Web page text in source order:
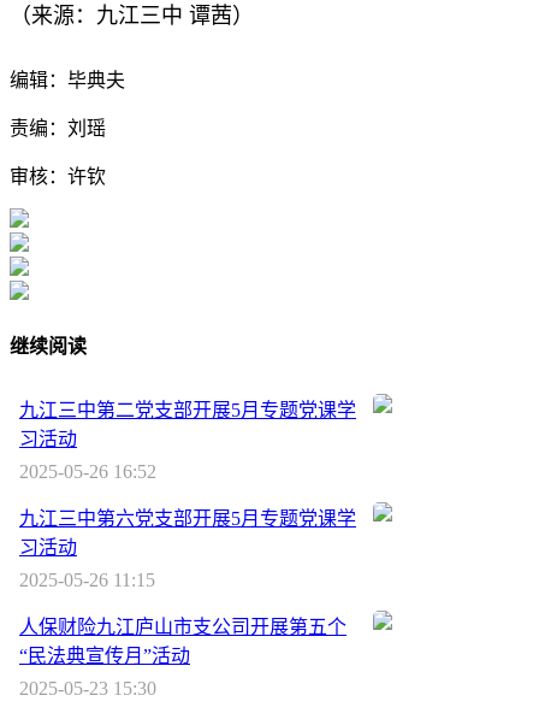
（来源：九江三中 谭茜）
编辑：毕典夫
责编：刘瑶
审核：许钦
继续阅读
九江三中第二党支部开展5月专题党课学
习活动
2025-05-26 16:52
九江三中第六党支部开展5月专题党课学
习活动
2025-05-26 11:15
人保财险九江庐山市支公司开展第五个
“民法典宣传月”活动
2025-05-23 15:30